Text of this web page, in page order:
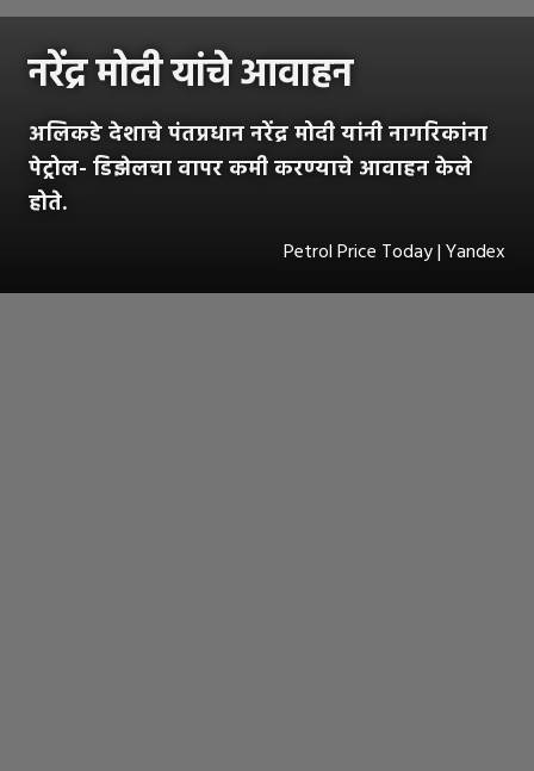
नरेंद्र मोदी यांचे आवाहन
अलिकडे देशाचे पंतप्रधान नरेंद्र मोदी यांनी नागरिकांना
पेट्रोल- डिझेलचा वापर कमी करण्याचे आवाहन केले
होते.
Petrol Price Today | Yandex